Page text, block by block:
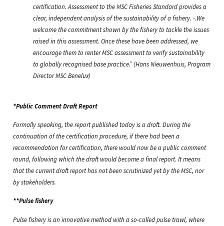
certification. Assessment to the MSC Fisheries Standard provides a
clear, independent analysis of the sustainability of a fishery. -.We
welcome the commitment shown by the fishery to tackle the issues
raised in this assessment. Once these have been addressed, we
encourage them to renter MSC assessment to verify sustainability
to globally recognised base practice.” (Hans Nieuwenhuis, Program
Director MSC Benelux)
*Public Comment Draft Report
Formally speaking, the report published today is a draft. During the
continuation of the certification procedure, if there had been a
recommendation for certification, there would now be a public comment
round, following which the draft would become a final report. It means
that the current draft report has not been scrutinized yet by the MSC, nor
by stakeholders.
**Pulse fishery
Pulse fishery is an innovative method with a so-called pulse trawl, where